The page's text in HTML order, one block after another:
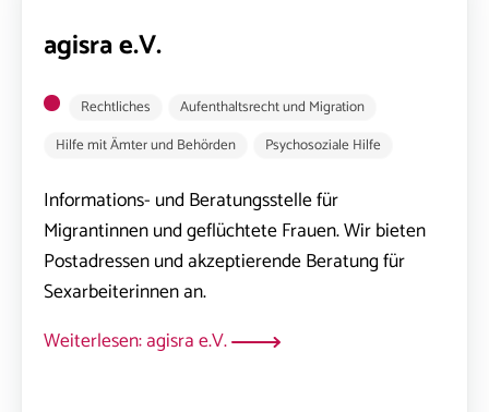
agisra e.V.
Rechtliches
Aufenthaltsrecht und Migration
Hilfe mit Ämter und Behörden
Psychosoziale Hilfe
Informations- und Beratungsstelle für
Migrantinnen und geflüchtete Frauen. Wir bieten
Postadressen und akzeptierende Beratung für
Sexarbeiterinnen an.
Weiterlesen: agisra e.V.